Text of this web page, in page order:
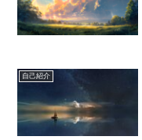
自己紹介